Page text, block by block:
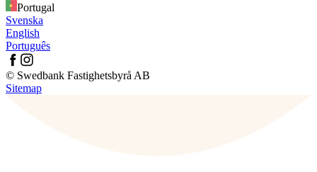
Portugal
Svenska
English
Português
© Swedbank Fastighetsbyrå AB
Sitemap